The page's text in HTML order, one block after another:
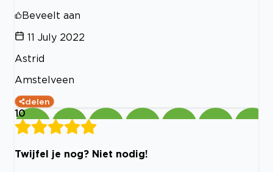
Beveelt aan
11 July 2022
Astrid
Amstelveen
delen
10
Twijfel je nog? Niet nodig!